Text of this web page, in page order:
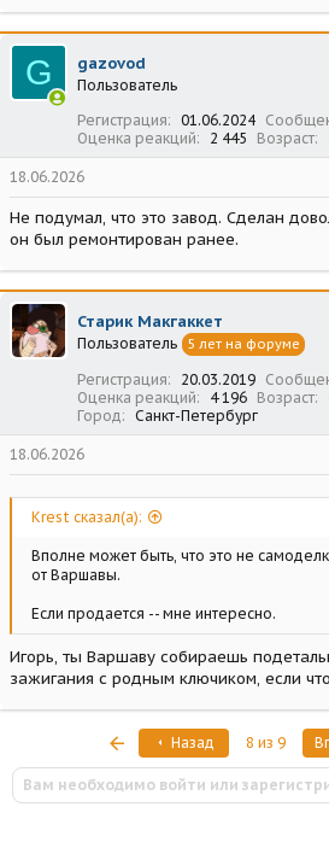
а
к
ц
и
и
G gazovod
Пользователь
Регистрация
01.06.2024
Оценка реакций
2 445 Возраст
18.06.2026
Не подумал, что это завод. Сделан
он был ремонтирован ранее.
Старик Макгаккет
Пользователь 5 лет на форуме
Регистрация 20.03.2019
Оценка реакций
4 196 Возраст
Город
Санкт-Петербург
18.06.2026
Krest сказал(а):
Вполне может быть, что это не
от Варшавы.
Если продается -- мне интересно.
Игорь, ты Варшаву собираешь
зажигания с родным ключиком, если
ПервыйНазад 8 из 9
Вам необходимо войти или